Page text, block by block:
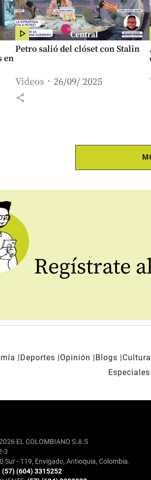
en
Petro salió del clóset con Stalin
Videos 26/09/ 2025
share
Regístrate
Deportes Opinión Blogs Cultura
EL COLOMBIANO S.A.S
3
Sur - 119, Envigado, Antioquia, Colombia.
(57) (604) 3315252